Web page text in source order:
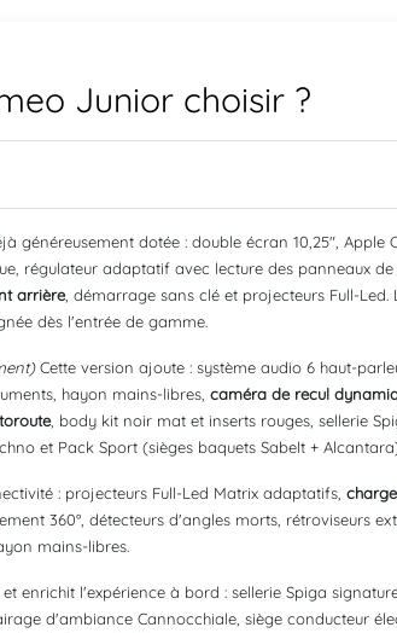
Junior choisir ?
généreusement dotée : double écran 10,25", Apple
régulateur adaptatif avec lecture des panneaux
arrière, démarrage sans clé et projecteurs Full-Led.
dès l'entrée de gamme.
Cette version ajoute : système audio 6 haut-
hayon mains-libres,caméra de recul
, body kit noir mat et inserts rouges, sellerie
et Pack Sport (sièges baquets Sabelt +
: projecteurs Full-Led Matrix adaptatifs,
360°, détecteurs d'angles morts, rétroviseurs
mains-libres.
enrichit l'expérience à bord : sellerie Spiga
d'ambiance Cannocchiale, siège conducteur